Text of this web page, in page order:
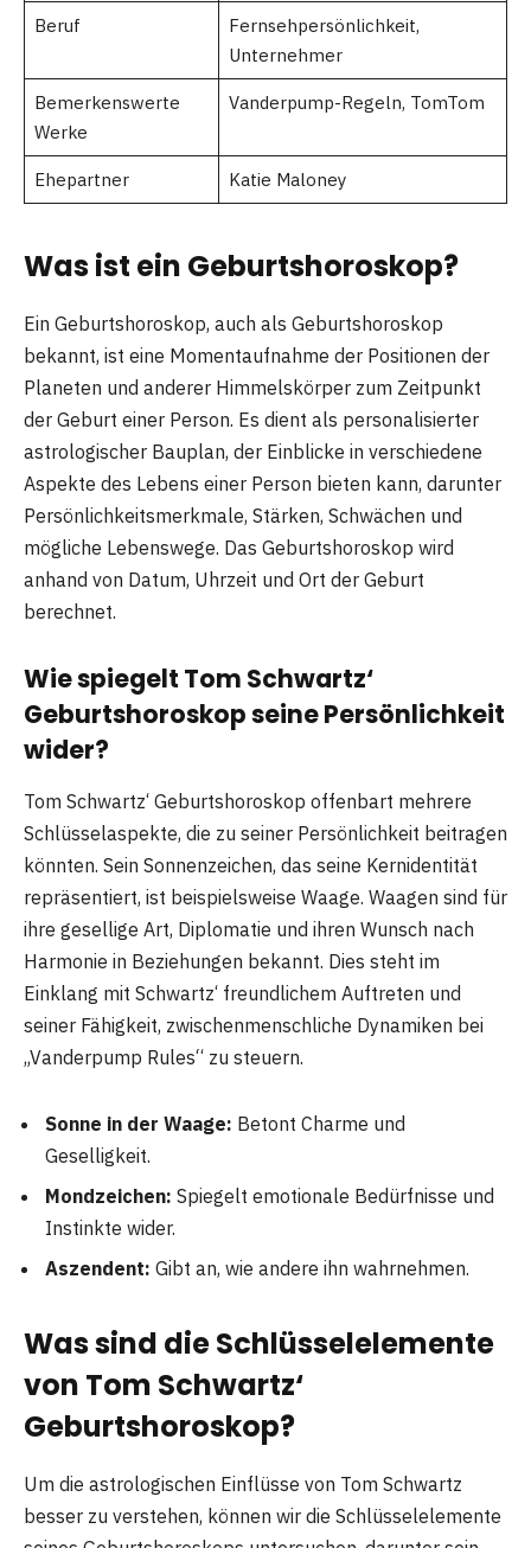
Beruf
Fernsehpersönlichkeit,
Unternehmer
Bemerkenswerte
Werke
Vanderpump-Regeln, TomTom
Ehepartner Katie Maloney
Was ist ein Geburtshoroskop?
Ein Geburtshoroskop, auch als Geburtshoroskop
bekannt, ist eine Momentaufnahme der Positionen der
Planeten und anderer Himmelskörper zum Zeitpunkt
der Geburt einer Person. Es dient als personalisierter
astrologischer Bauplan, der Einblicke in verschiedene
Aspekte des Lebens einer Person bieten kann, darunter
Persönlichkeitsmerkmale, Stärken, Schwächen und
mögliche Lebenswege. Das Geburtshoroskop wird
anhand von Datum, Uhrzeit und Ort der Geburt
berechnet.
Wie spiegelt Tom Schwartz‘
Geburtshoroskop seine Persönlichkeit
wider?
Tom Schwartz‘ Geburtshoroskop offenbart mehrere
Schlüsselaspekte, die zu seiner Persönlichkeit beitragen
könnten. Sein Sonnenzeichen, das seine Kernidentität
repräsentiert, ist beispielsweise Waage. Waagen sind für
ihre gesellige Art, Diplomatie und ihren Wunsch nach
Harmonie in Beziehungen bekannt. Dies steht im
Einklang mit Schwartz‘ freundlichem Auftreten und
seiner Fähigkeit, zwischenmenschliche Dynamiken bei
„Vanderpump Rules“ zu steuern.
Sonne in der Waage: Betont Charme und
Geselligkeit.
Mondzeichen: Spiegelt emotionale Bedürfnisse und
Instinkte wider.
Aszendent: Gibt an, wie andere ihn wahrnehmen.
Was sind die Schlüsselelemente
von Tom Schwartz‘
Geburtshoroskop?
Um die astrologischen Einflüsse von Tom Schwartz
besser zu verstehen, können wir die Schlüsselelemente